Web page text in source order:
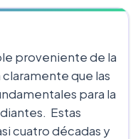
proveniente de la
que las
para la
Estas
cuatro décadas y